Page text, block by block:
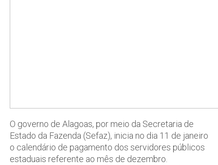
O governo de Alagoas, por meio da Secretaria de
Estado da Fazenda (Sefaz), inicia no dia 11 de janeiro
o calendário de pagamento dos servidores públicos
estaduais referente ao mês de dezembro.